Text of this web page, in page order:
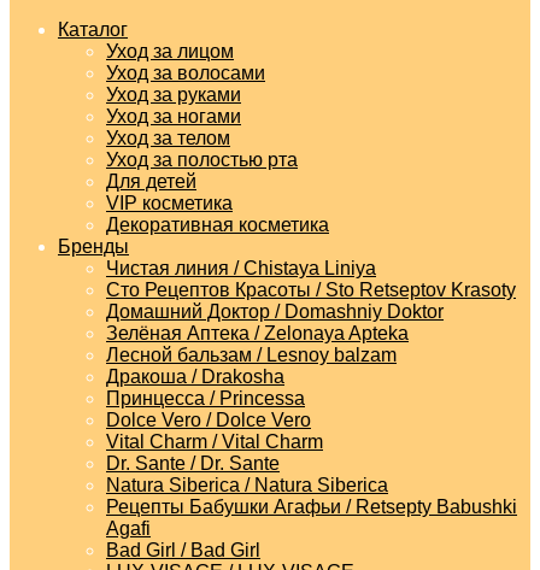
Каталог
Уход за лицом
Уход за волосами
Уход за руками
Уход за ногами
Уход за телом
Уход за полостью рта
Для детей
VIP косметика
Декоративная косметика
Бренды
Чистая линия / Chistaya Liniya
Сто Рецептов Красоты / Sto Retseptov Krasoty
Домашний Доктор / Domashniy Doktor
Зелёная Аптека / Zelonaya Apteka
Лесной бальзам / Lesnoy balzam
Дракоша / Drakosha
Принцесса / Princessa
Dolce Vero / Dolce Vero
Vital Charm / Vital Charm
Dr. Sante / Dr. Sante
Natura Siberica / Natura Siberica
Рецепты Бабушки Агафьи / Retsepty Babushki
Agafi
Bad Girl / Bad Girl